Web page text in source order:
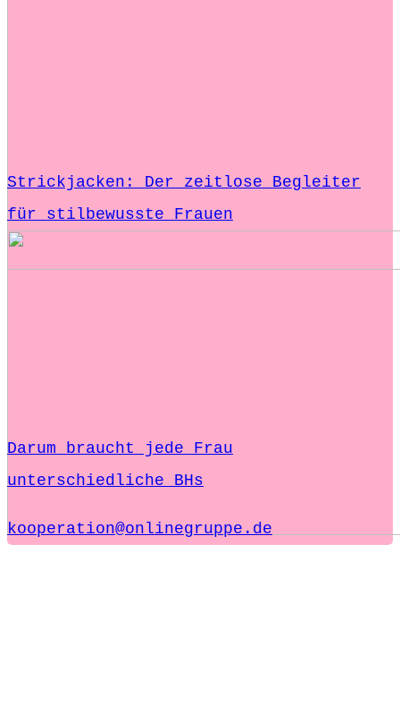
Strickjacken: Der zeitlose Begleiter
für stilbewusste Frauen
Darum braucht jede Frau
unterschiedliche BHs
kooperation@onlinegruppe.de